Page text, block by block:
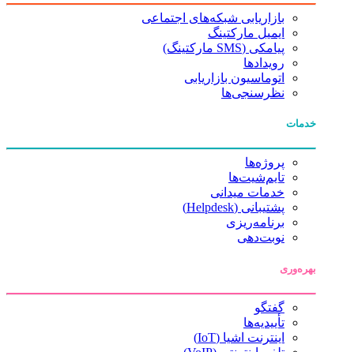
بازاریابی شبکه‌های اجتماعی
ایمیل مارکتینگ
پیامکی (SMS مارکتینگ)
رویدادها
اتوماسیون بازاریابی
نظرسنجی‌ها
خدمات
پروژه‌ها
تایم‌شیت‌ها
خدمات میدانی
پشتیبانی (Helpdesk)
برنامه‌ریزی
نوبت‌دهی
بهره‌وری
گفتگو
تأییدیه‌ها
اینترنت اشیا (IoT)